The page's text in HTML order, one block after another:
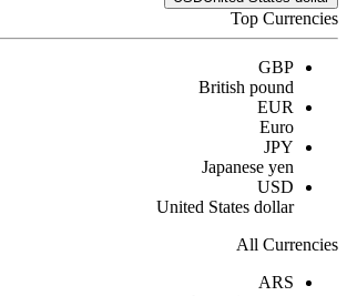
Top Currencies
GBP
British pound
EUR
Euro
JPY
Japanese yen
USD
United States dollar
All Currencies
ARS